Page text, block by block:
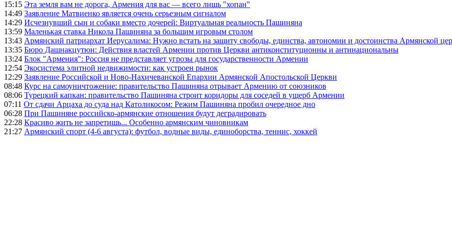
15:15 Эта земля вам не дорога, Армения для вас — всего лишь "хопан"
14:49 Заявление Матвиенко является очень серьезным сигналом
14:29 Исчезнувший сын и собаки вместо дочерей: Виртуальная реальность Пашиняна
13:59 Маленькая ставка Никола Пашиняна за большим игровым столом
13:43 Армянский патриархат Иерусалима: Нужно встать на защиту свободы, единства, автономии и достоинства Армянской
13:35 Бюро Дашнакцутюн: Действия властей Армении против Церкви антиконституционны и антинациональны
13:24 Блок "Армения": Россия не представляет угрозы для государственности Армении
12:54 Экосистема элитной недвижимости: как устроен рынок
12:29 Заявление Российской и Ново-Нахичеванской Епархии Армянской Апостольской Церкви
08:48 Курс на самоуничтожение: правительство Пашиняна отрывает Армению от союзников
08:06 Турецкий капкан: правительство Пашиняна строит коридоры для соседей в ущерб Армении
07:11 От сдачи Арцаха до суда над Католикосом: Режим Пашиняна пробил очередное дно
06:28 При Пашиняне российско-армянские отношения будут деградировать
22:28 Красиво жить не запретишь... Особенно армянским чиновникам
21:27 Армянский спорт (4-6 августа): футбол, водные виды, единоборства, теннис, хоккей